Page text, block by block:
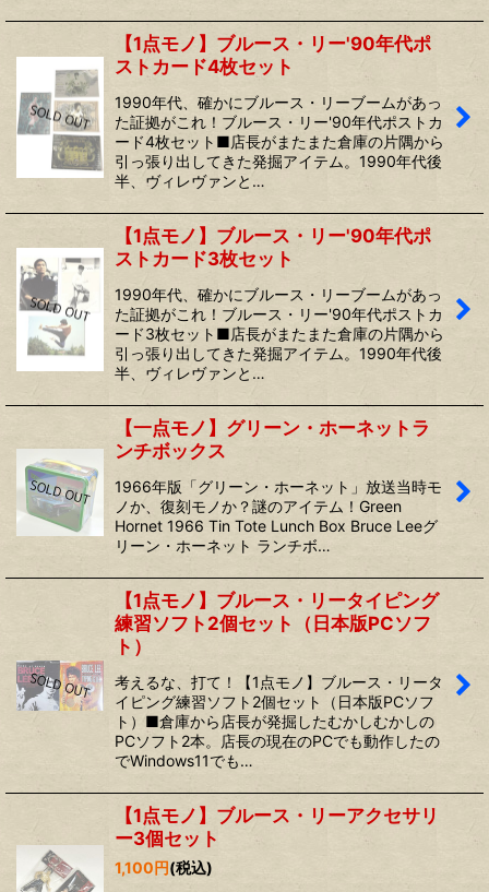
【1点モノ】ブルース・リー'90年代ポ
ストカード4枚セット
1990年代、確かにブルース・リーブームがあっ
た証拠がこれ！ブルース・リー'90年代ポストカ
ード4枚セット■店長がまたまた倉庫の片隅から
引っ張り出してきた発掘アイテム。1990年代後
半、ヴィレヴァンと…
【1点モノ】ブルース・リー'90年代ポ
ストカード3枚セット
1990年代、確かにブルース・リーブームがあっ
た証拠がこれ！ブルース・リー'90年代ポストカ
ード3枚セット■店長がまたまた倉庫の片隅から
引っ張り出してきた発掘アイテム。1990年代後
半、ヴィレヴァンと…
【一点モノ】グリーン・ホーネットラ
ンチボックス
1966年版「グリーン・ホーネット」放送当時モ
ノか、復刻モノか？謎のアイテム！Green
Hornet 1966 Tin Tote Lunch Box Bruce Leeグ
リーン・ホーネット ランチボ…
【1点モノ】ブルース・リータイピング
練習ソフト2個セット（日本版PCソフ
ト）
考えるな、打て！【1点モノ】ブルース・リータ
イピング練習ソフト2個セット（日本版PCソフ
ト）■倉庫から店長が発掘したむかしむかしの
PCソフト2本。店長の現在のPCでも動作したの
でWindows11でも…
【1点モノ】ブルース・リーアクセサリ
ー3個セット
1,100円(税込)